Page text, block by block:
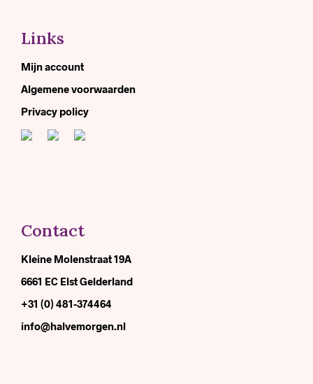
Links
Mijn account
Algemene voorwaarden
Privacy policy
Contact
Kleine Molenstraat 19A
6661 EC Elst Gelderland
+31 (0) 481-374464
info@halvemorgen.nl